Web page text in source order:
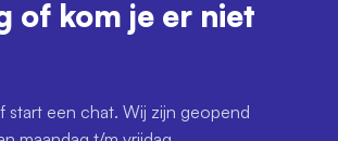
of kom je er niet
start een chat. Wij zijn geopend